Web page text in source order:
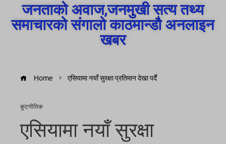
जनताको अवाज,जनमुखी सत्य तथ्य
समाचारको संगालो काठमान्डौ अनलाइन
खबर
Home एसियामा नयाँ सुरक्षा प्रतिमान देखा पर्दै
कुटनीतिक
एसियामा नयाँ सुरक्षा